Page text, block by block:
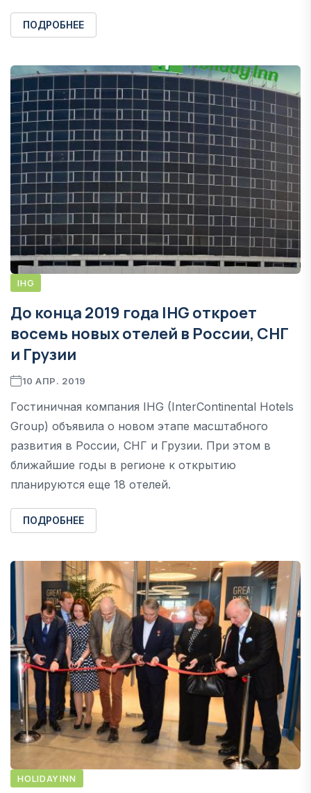
ПОДРОБНЕЕ
IHG
До конца 2019 года IHG откроет
восемь новых отелей в России, СНГ
и Грузии
10 АПР. 2019
Гостиничная компания IHG (InterContinental Hotels
Group) объявила о новом этапе масштабного
развития в России, СНГ и Грузии. При этом в
ближайшие годы в регионе к открытию
планируются еще 18 отелей.
ПОДРОБНЕЕ
HOLIDAY INN